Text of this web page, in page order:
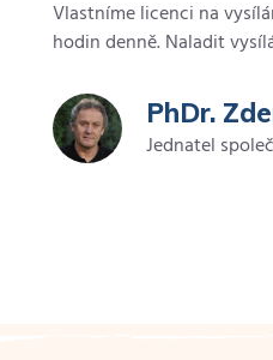
Vlastníme licenci na
hodin denně. Naladit
PhDr.
Jednatel